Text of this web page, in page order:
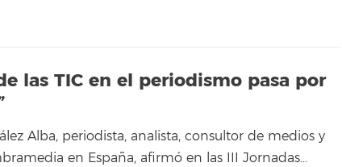
las TIC en el periodismo pasa por
Alba, periodista, analista, consultor de medios y
en España, afirmó en las III Jornadas…